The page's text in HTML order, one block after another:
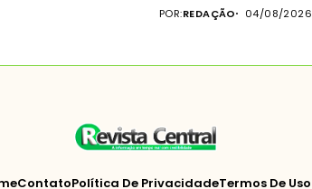
POR:REDAÇÃO 04/08/2026
ContatoPolítica De PrivacidadeTermos De Uso